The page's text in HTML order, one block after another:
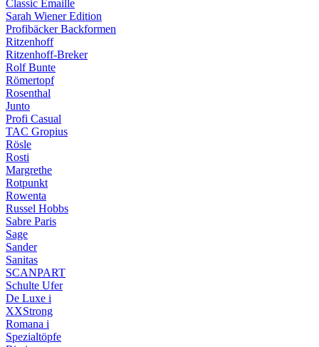
Classic Emaille
Sarah Wiener Edition
Profibäcker Backformen
Ritzenhoff
Ritzenhoff-Breker
Rolf Bunte
Römertopf
Rosenthal
Junto
Profi Casual
TAC Gropius
Rösle
Rosti
Margrethe
Rotpunkt
Rowenta
Russel Hobbs
Sabre Paris
Sage
Sander
Sanitas
SCANPART
Schulte Ufer
De Luxe i
XXStrong
Romana i
Spezialtöpfe